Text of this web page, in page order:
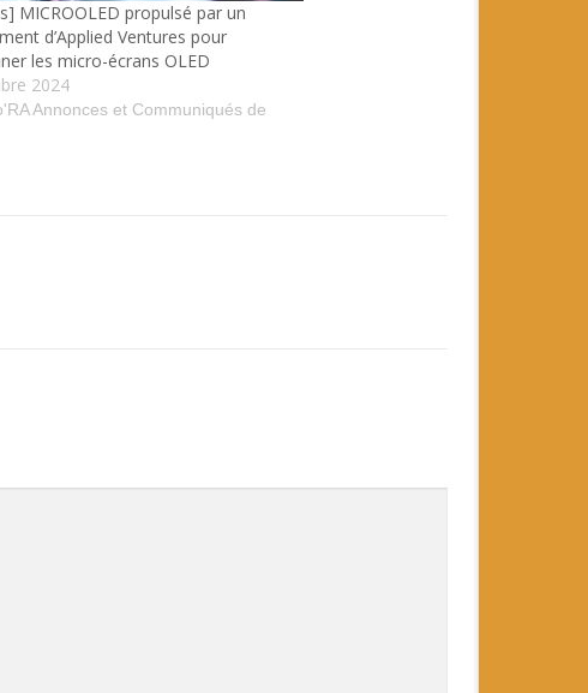
MICROOLED propulsé par un
d’Applied Ventures pour
les micro-écrans OLED
2024
Annonces et Communiqués de